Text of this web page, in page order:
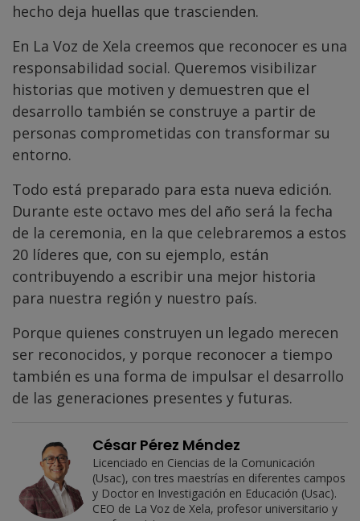
hecho deja huellas que trascienden.
En La Voz de Xela creemos que reconocer es una
responsabilidad social. Queremos visibilizar
historias que motiven y demuestren que el
desarrollo también se construye a partir de
personas comprometidas con transformar su
entorno.
Todo está preparado para esta nueva edición.
Durante este octavo mes del año será la fecha
de la ceremonia, en la que celebraremos a estos
20 líderes que, con su ejemplo, están
contribuyendo a escribir una mejor historia
para nuestra región y nuestro país.
Porque quienes construyen un legado merecen
ser reconocidos, y porque reconocer a tiempo
también es una forma de impulsar el desarrollo
de las generaciones presentes y futuras.
César Pérez Méndez
Licenciado en Ciencias de la Comunicación
(Usac), con tres maestrías en diferentes campos
y Doctor en Investigación en Educación (Usac).
CEO de La Voz de Xela, profesor universitario y